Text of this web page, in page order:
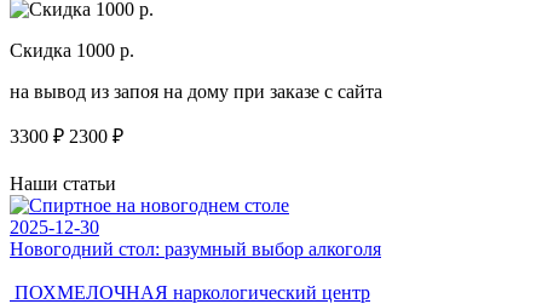
Скидка 1000 р.
на вывод из запоя на дому при заказе с сайта
3300 ₽ 2300 ₽
Наши статьи
2025-12-30
Новогодний стол: разумный выбор алкоголя
ПОХМЕЛОЧНАЯ наркологический центр